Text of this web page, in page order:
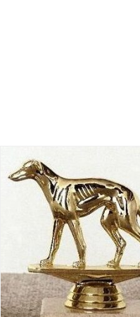
produkt
Možnosti
vybrat
na
stránce